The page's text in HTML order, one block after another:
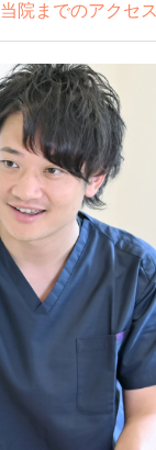
当院までのアクセス